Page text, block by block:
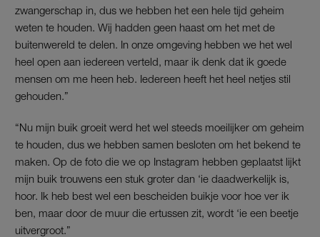
zwangerschap in, dus we hebben het een hele tijd geheim
weten te houden. Wij hadden geen haast om het met de
buitenwereld te delen. In onze omgeving hebben we het wel
heel open aan iedereen verteld, maar ik denk dat ik goede
mensen om me heen heb. Iedereen heeft het heel netjes stil
gehouden.”
“Nu mijn buik groeit werd het wel steeds moeilijker om geheim
te houden, dus we hebben samen besloten om het bekend te
maken. Op de foto die we op Instagram hebben geplaatst lijkt
mijn buik trouwens een stuk groter dan ‘ie daadwerkelijk is,
hoor. Ik heb best wel een bescheiden buikje voor hoe ver ik
ben, maar door de muur die ertussen zit, wordt ‘ie een beetje
uitvergroot.”